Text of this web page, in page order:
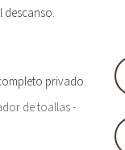
privado.
de toallas -